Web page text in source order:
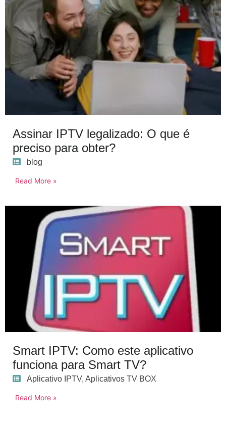
Assinar IPTV legalizado: O que é
preciso para obter?
blog
Read More »
Smart IPTV: Como este aplicativo
funciona para Smart TV?
Aplicativo IPTV, Aplicativos TV BOX
Read More »